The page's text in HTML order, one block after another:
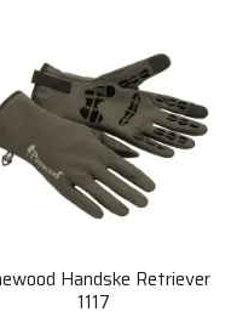
Handske Retriever
1117